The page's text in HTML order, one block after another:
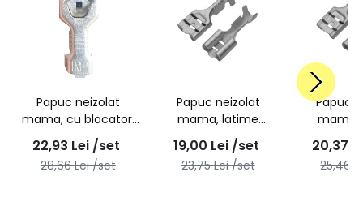
Papuc neizolat
mama, cu blocator,
latime 6,3mm, fir de
2,5mmp, cupru
electrolitic -
22,93 Lei /set
28,66Lei /set
Papuc neizolat
mama, latime
6,3mm, fir de 1,5mmp,
cupru electrolitic -
100buc/set
19,00 Lei /set
23,75Lei /set
Papuc
mama,
20,37
25,46